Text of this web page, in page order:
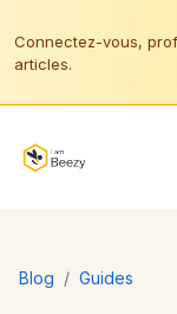
Connectez-vous,
articles.
Blog / Guides